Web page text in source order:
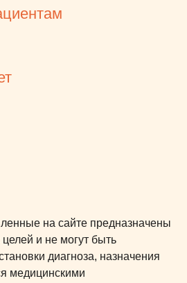
на сайте предназначены
и не могут быть
диагноза, назначения
медицинскими